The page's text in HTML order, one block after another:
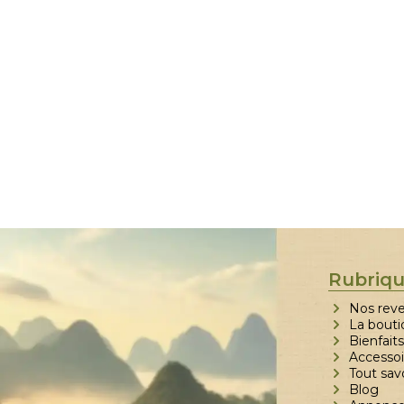
Nos
La
Bienfaits
Tout
Blog